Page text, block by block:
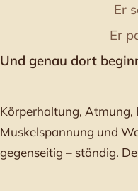
Er
Er
Und genau dort
Körperhaltung, Atmung,
Muskelspannung und
gegenseitig – ständig.